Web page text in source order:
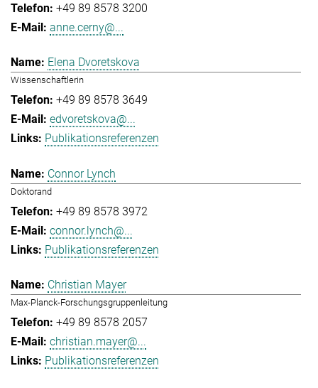
+49 89 8578 3200
anne.cerny@...
Elena Dvoretskova
Wissenschaftlerin
+49 89 8578 3649
edvoretskova@...
Publikationsreferenzen
Connor Lynch
Doktorand
+49 89 8578 3972
connor.lynch@...
Publikationsreferenzen
Christian Mayer
Max-Planck-Forschungsgruppenleitung
+49 89 8578 2057
christian.mayer@...
Publikationsreferenzen